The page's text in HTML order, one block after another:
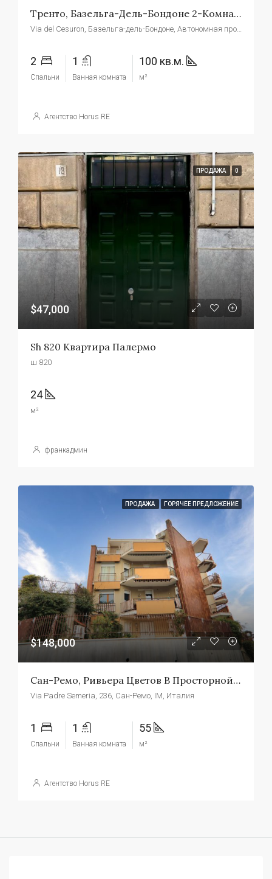
Тренто, Базельга-Дель-Бондоне 2-Комнатная Квартира С Видом На Косуль
Via del Cesuron, Базельга-дель-Бондоне, Автономная провинция Тренто, Италия
2
Спальни
1
Ванная комната
100 кв.м.
м²
Агентство Horus RE
ПРОДАЖА 0
$47,000
Sh 820 Квартира Палермо
ш 820
24
м²
франкадмин
ПРОДАЖА ГОРЯЧЕЕ ПРЕДЛОЖЕНИЕ
$148,000
Сан-Ремо, Ривьера Цветов В Просторной Двухкомнатной Квартире
Via Padre Semeria, 236, Сан-Ремо, IM, Италия
1
Спальни
1
Ванная комната
55
м²
Агентство Horus RE